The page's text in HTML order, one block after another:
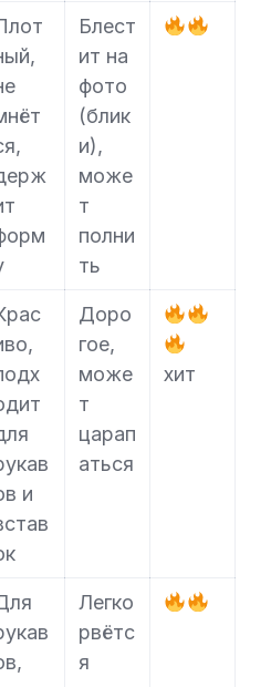
Блест
ит на
фото
(блик
и),
може
т
полни
ть
и
Доро
гое,
може
т
царап
аться
хит
Легко
рвётс
я